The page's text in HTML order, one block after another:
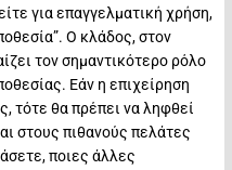
για επαγγελματική χρήση,
Ο κλάδος, στον
τον σημαντικότερο ρόλο
Εάν η επιχείρηση
τότε θα πρέπει να ληφθεί
στους πιθανούς πελάτες
ποιες άλλες